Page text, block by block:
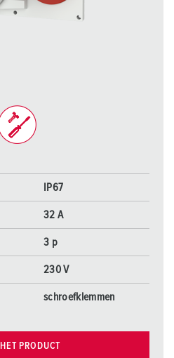
IP67
32 A
3 p
230 V
schroefklemmen
PRODUCT